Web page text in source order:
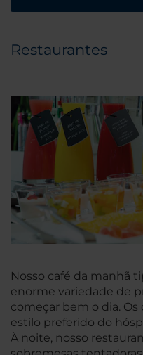
Restaurantes
Nosso café da manhã
enorme variedade de
começar bem o dia. Os
estilo preferido do
À noite, nosso